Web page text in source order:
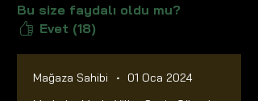
Bu size faydalı oldu mu?
Evet (18)
Mağaza Sahibi •
01 Oca 2024